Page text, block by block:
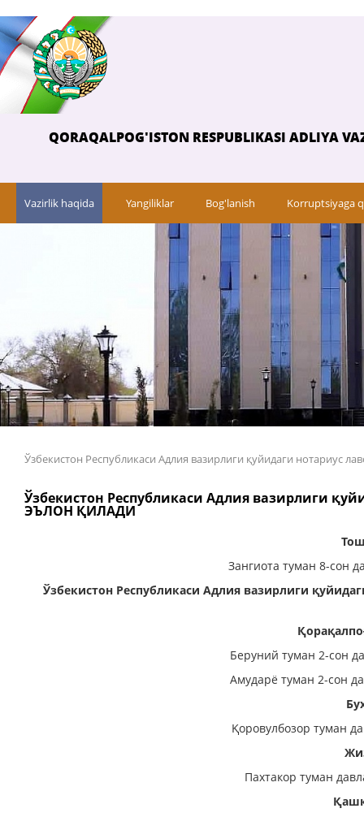
QORAQALPOG'ISTON RESPUBLIKASI ADLIYA
Vazirlik haqida Yangiliklar Bog'lanish Korruptsiyaga
Ўзбекистон Республикаси Адлия вазирлиги қуйидаги
Ўзбекистон Республикаси Адлия вазирлиги
ЭЪЛОН ҚИЛАДИ
Зангиота туман 8-сон
Ўзбекистон Республикаси Адлия вазирлиги
Беруний туман 2-сон
Амударё туман 2-сон
Қоровулбозор туман
Пахтакор туман